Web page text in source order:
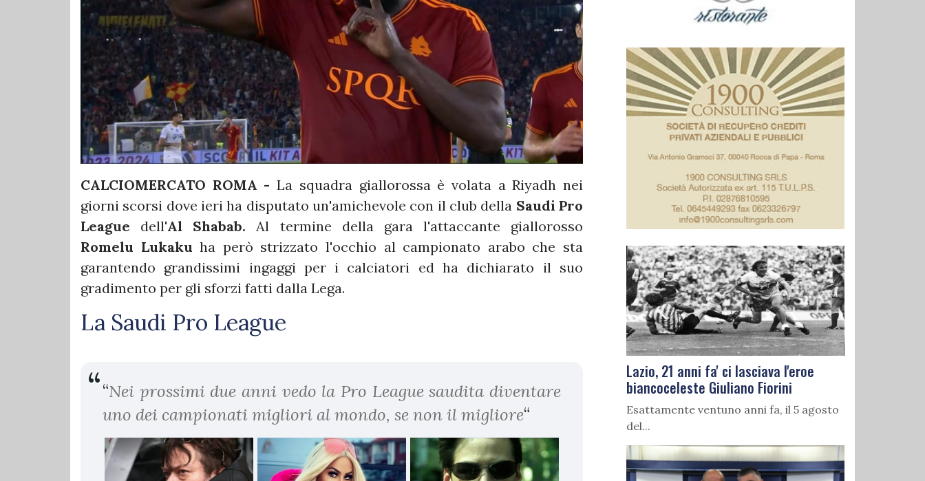
CALCIOMERCATO ROMA -La squadra giallorossa è volata a Riyadh nei
giorni scorsi dove ieri ha disputato un'amichevole con il club della Saudi Pro
League dell'Al Shabab. Al termine della gara l'attaccante giallorosso
Romelu Lukakuha però strizzato l'occhio al campionato arabo che sta
garantendo grandissimi ingaggi per i calciatori ed ha dichiarato il suo
gradimento per gli sforzi fatti dalla Lega.
La Saudi Pro League
“Nei prossimi due anni vedo la Pro League saudita diventare
uno dei campionati migliori al mondo, se non il migliore“
Lazio, 21 anni fa' ci lasciava l'eroe
biancoceleste Giuliano Fiorini
Esattamente ventuno anni fa, il 5 agosto
del...